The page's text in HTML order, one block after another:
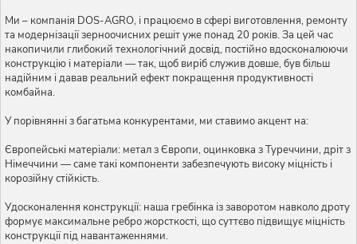
Ми – компанія DOS-AGRO, і працюємо в сфері виготовлення, ремонту
та модернізації зерноочисних решіт уже понад 20 років. За цей час
накопичили глибокий технологічний досвід, постійно вдосконалюючи
конструкцію і матеріали — так, щоб виріб служив довше, був більш
надійним і давав реальний ефект покращення продуктивності
комбайна.
У порівнянні з багатьма конкурентами, ми ставимо акцент на:
Європейські матеріали: метал з Європи, оцинковка з Туреччини, дріт з
Німеччини — саме такі компоненти забезпечують високу міцність і
корозійну стійкість.
Удосконалення конструкції: наша гребінка із заворотом навколо дроту
формує максимальне ребро жорсткості, що суттєво підвищує міцність
конструкції під навантаженнями.